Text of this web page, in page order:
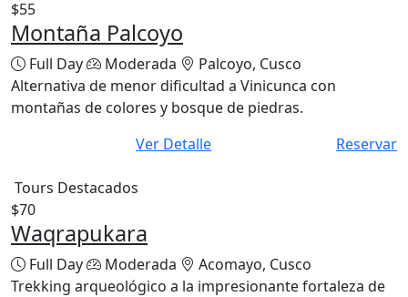
$55
Montaña Palcoyo
Full Day Moderada
Palcoyo, Cusco
Alternativa de menor dificultad a Vinicunca con
montañas de colores y bosque de piedras.
Ver Detalle
Reservar
Tours Destacados
$70
Waqrapukara
Full Day Moderada
Acomayo, Cusco
Trekking arqueológico a la impresionante fortaleza de